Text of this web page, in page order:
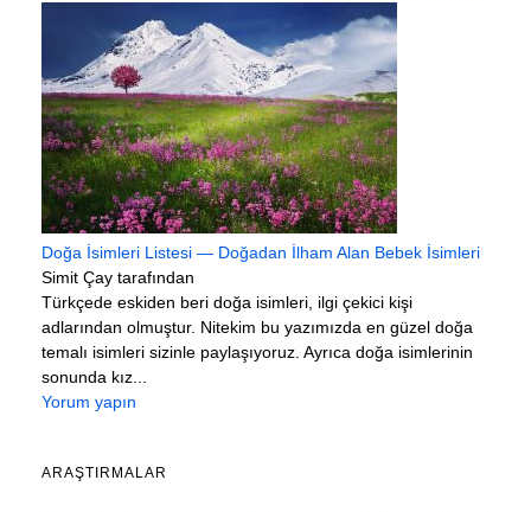
Doğa İsimleri Listesi — Doğadan İlham Alan Bebek İsimleri
Simit Çay tarafından
Türkçede eskiden beri doğa isimleri, ilgi çekici kişi
adlarından olmuştur. Nitekim bu yazımızda en güzel doğa
temalı isimleri sizinle paylaşıyoruz. Ayrıca doğa isimlerinin
sonunda kız...
Yorum yapın
ARAŞTIRMALAR